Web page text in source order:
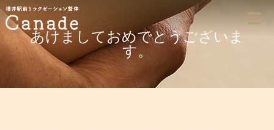
あけましておめでとうございま
す。